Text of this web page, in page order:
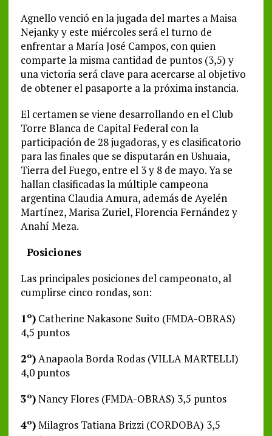
Agnello venció en la jugada del martes a Maisa
Nejanky y este miércoles será el turno de
enfrentar a María José Campos, con quien
comparte la misma cantidad de puntos (3,5) y
una victoria será clave para acercarse al objetivo
de obtener el pasaporte a la próxima instancia.
El certamen se viene desarrollando en el Club
Torre Blanca de Capital Federal con la
participación de 28 jugadoras, y es clasificatorio
para las finales que se disputarán en Ushuaia,
Tierra del Fuego, entre el 3 y 8 de mayo. Ya se
hallan clasificadas la múltiple campeona
argentina Claudia Amura, además de Ayelén
Martínez, Marisa Zuriel, Florencia Fernández y
Anahí Meza.
Posiciones
Las principales posiciones del campeonato, al
cumplirse cinco rondas, son:
1º)Catherine Nakasone Suito (FMDA-OBRAS)
4,5 puntos
2º)Anapaola Borda Rodas (VILLA MARTELLI)
4,0 puntos
3º)Nancy Flores (FMDA-OBRAS) 3,5 puntos
4º)Milagros Tatiana Brizzi (CORDOBA) 3,5